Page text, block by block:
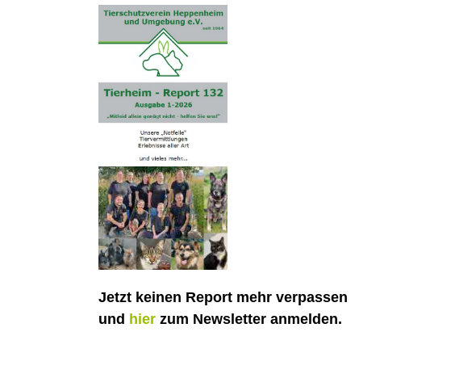
Jetzt keinen Report mehr verpassen
und hier zum Newsletter anmelden.